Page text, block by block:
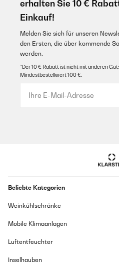
erhalten Sie 10 €
Einkauf!
Melden Sie sich für unseren
den Ersten, die über kommende
werden.
*Der 10 € Rabatt ist nicht mit anderen
Mindestbestellwert 100 €.
Beliebte Kategorien
Weinkühlschränke
Mobile Klimaanlagen
Luftentfeuchter
Inselhauben